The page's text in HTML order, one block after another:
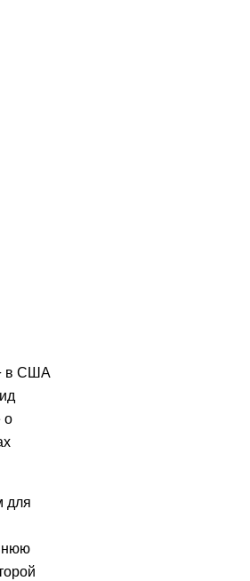
- в США
о
для